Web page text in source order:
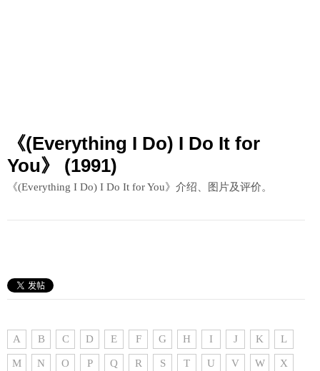
《(Everything I Do) I Do It for
You》 (1991)
《(Everything I Do) I Do It for You》介绍、图片及评价。
A B C D E F G H I J K L
M N O P Q R S T U V W X